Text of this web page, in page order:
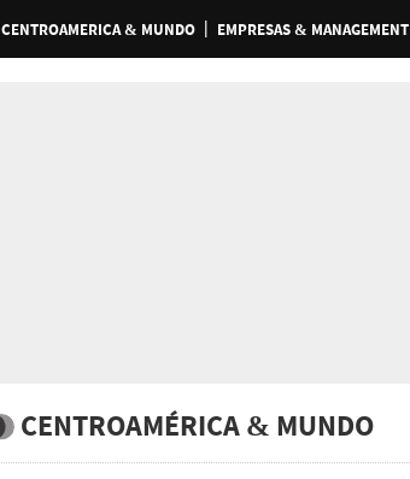
CENTROAMERICA & MUNDO EMPRESAS & MANAGEMENT
CENTROAMÉRICA & MUNDO